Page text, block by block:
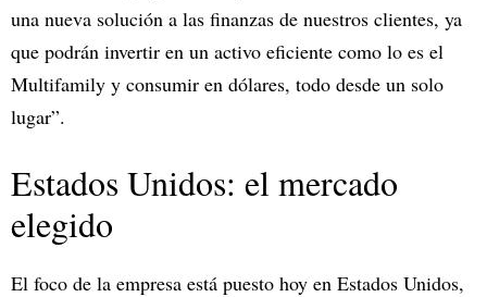
una nueva solución a las finanzas de nuestros clientes, ya
que podrán invertir en un activo eficiente como lo es el
Multifamily y consumir en dólares, todo desde un solo
lugar”.
Estados Unidos: el mercado
elegido
El foco de la empresa está puesto hoy en Estados Unidos,